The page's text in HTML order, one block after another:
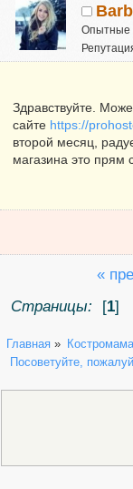
Опытные
Здравствуйте.
сайте https://
второй месяц,
магазина это прям
«
Страницы:
[1]
Главная »
Посоветуйте,